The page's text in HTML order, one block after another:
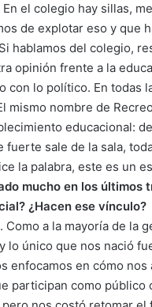
el colegio hay sillas,
de explotar eso y que
hablamos del colegio,
opinión frente a la
con lo político. En todas
mismo nombre de
educacional:
fuerte sale de la sala,
la palabra, este es un
mucho en los últimos
¿Hacen ese vínculo?
Como a la mayoría de la
lo único que nos nació
enfocamos en cómo
participan como